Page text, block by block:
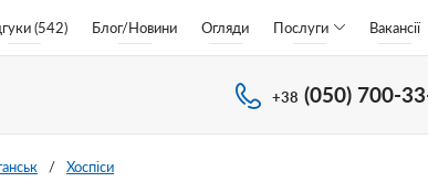
(542) Блог/Новини Огляди Послуги Вакансії
+38 (050) 700-
/ Хоспіси